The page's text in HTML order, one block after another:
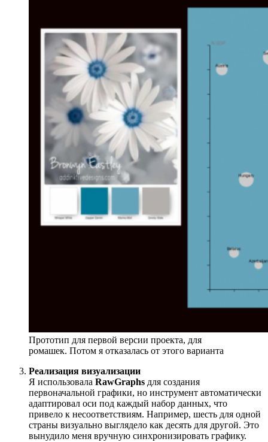
Прототип для первой версии проекта, для
ромашек. Потом я отказалась от этого варианта
Реализация визуализации
Я использовала RawGraphs для создания
первоначальной графики, но инструмент автоматически
адаптировал оси под каждый набор данных, что
привело к несоответствиям. Например, шесть для одной
страны визуально выглядело как десять для другой. Это
вынудило меня вручную синхронизировать графику.